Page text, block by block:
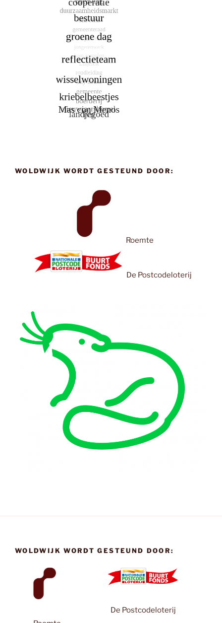
WOLDWIJK WORDT GESTEUND DOOR:
Roemte
De Postcodeloterij
WOLDWIJK WORDT GESTEUND DOOR:
De Postcodeloterij